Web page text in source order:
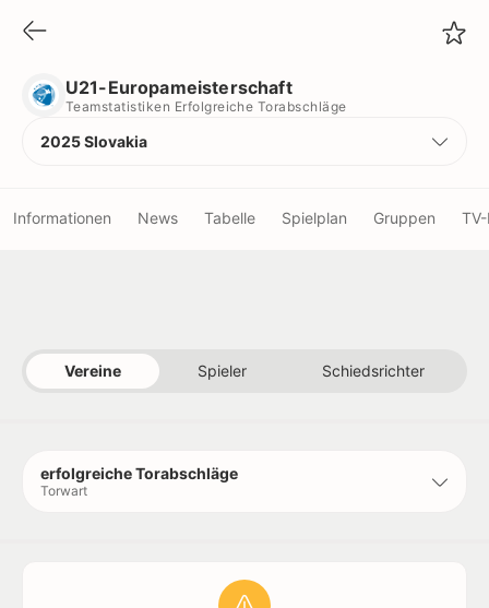
U21-Europameisterschaft
Teamstatistiken Erfolgreiche Torabschläge
2025 Slovakia
Informationen News Tabelle Spielplan Gruppen
Vereine Spieler Schiedsrichter
erfolgreiche Torabschläge
Torwart